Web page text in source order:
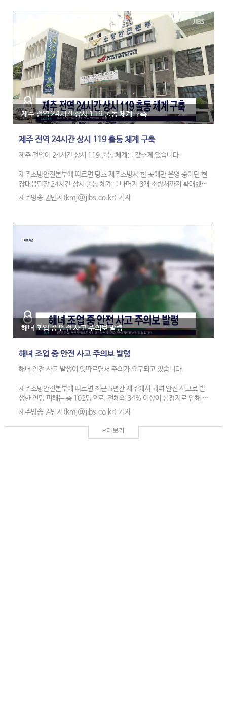
올해 제주도 명장은 서류와 현장 심사, 면접 심사를 거쳐 9월 중 선정할
계획입니다.
제주 전역 24시간 상시 119 출동 체계 구축
제주 전역 24시간 상시 119 출동 체계 구축
제주 전역이 24시간 상시 119 출동 체계를 갖추게 됐습니다.
제주소방안전본부에 따르면 당초 제주소방서 한 곳에만 운영 중이던 현
장대응단장 24시간 상시 출동 체계를 나머지 3개 소방서까지 확대했다
고 밝혔습니다.
제주방송 권민지(kmj@jibs.co.kr) 기자
해녀 조업 중 안전 사고 주의보 발령
해녀 조업 중 안전 사고 주의보 발령
해녀 안전 사고 발생이 잇따르면서 주의가 요구되고 있습니다.
제주소방안전본부에 따르면 최근 5년간 제주에서 해녀 안전 사고로 발
생한 인명 피해는 총 102명으로, 전체의 34% 이상이 심정지로 인해 발
생한 것으로 나타났습니다.
또 전체의 78% 이상이 70살 이상의 고령 해녀로 확인됐고, 사고 4건
중 1건 꼴로 5월과 6월에 발생한 것으로 집계됐습니다.
제주방송 권민지(kmj@jibs.co.kr) 기자
더보기